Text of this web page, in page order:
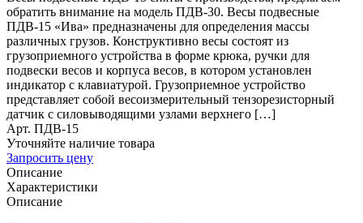
обратить внимание на модель ПДВ-30. Весы подвесные
ПДВ-15 «Ива» предназначены для определения массы
различных грузов. Конструктивно весы состоят из
грузоприемного устройства в форме крюка, ручки для
подвески весов и корпуса весов, в котором установлен
индикатор с клавиатурой. Грузоприемное устройство
представляет собой весоизмерительный тензорезисторный
датчик с силовыводящими узлами верхнего […]
Арт. ПДВ-15
Уточняйте наличие товара
Запросить цену
Описание
Характеристики
Описание